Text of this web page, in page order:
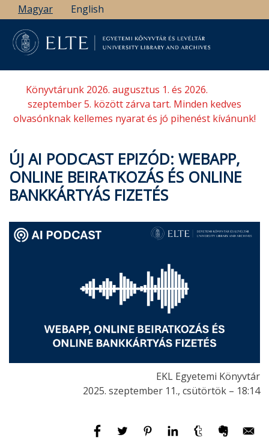
Ugrás
a
tartalomra
Magyar English
Könyvtárunk 2026. augusztus 1. és 2026.
szeptember 5. között zárva tart. Minden kedves
olvasónknak kellemes nyarat és jó pihenést kívánunk!
ÚJ AI PODCAST EPIZÓD: WEBAPP,
ONLINE BEIRATKOZÁS ÉS ONLINE
BANKKÁRTYÁS FIZETÉS
EKL Egyetemi Könyvtár
2025. szeptember 11., csütörtök – 18:14